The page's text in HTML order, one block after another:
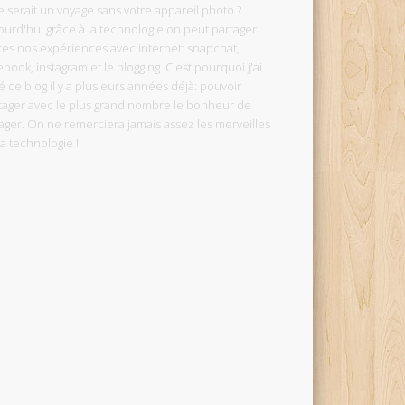
serait un voyage sans votre appareil photo ?
grâce à la technologie on peut partager
nos expériences avec internet: snapchat,
instagram et le blogging. C'est pourquoi j'ai
ce blog il y a plusieurs années déjà: pouvoir
avec le plus grand nombre le bonheur de
On ne remerciera jamais assez les merveilles
technologie !